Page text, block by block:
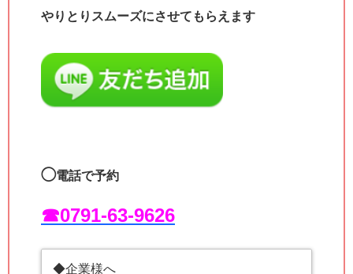
やりとりスムーズにさせてもらえます
◯電話で予約
☎︎0791-63-9626
◆企業様へ